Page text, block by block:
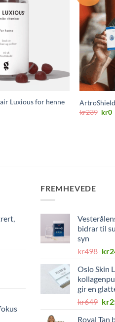
Luxious for henne
kr239 kr0
FREMHEVEDE
bidrar til
syn
kr498
var:
kr
Oslo Skin
gir en
kr649 kr
Royal Tan